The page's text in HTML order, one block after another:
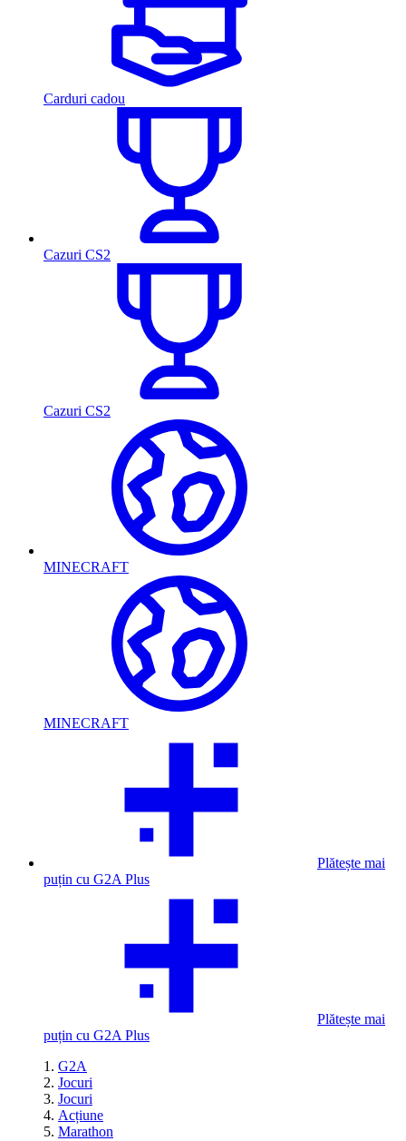
Carduri cadou
Cazuri CS2
Cazuri CS2
MINECRAFT
MINECRAFT
Plătește mai
puțin cu G2A Plus
Plătește mai
puțin cu G2A Plus
G2A
Jocuri
Jocuri
Acțiune
Marathon